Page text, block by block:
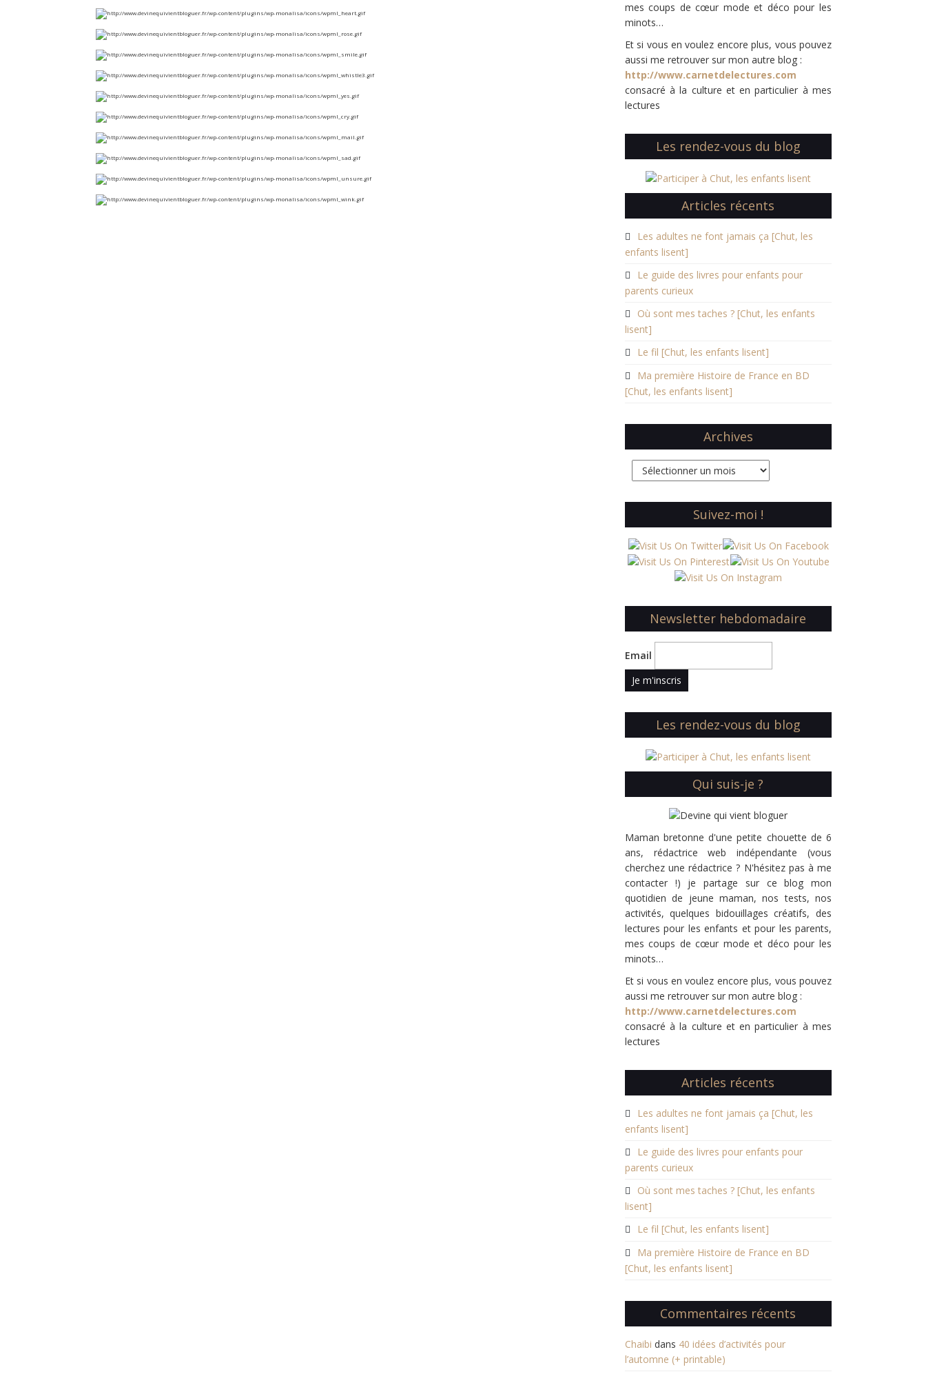
mes coups de cœur mode et déco pour les
minots…
Et si vous en voulez encore plus, vous pouvez
aussi me retrouver sur mon autre blog :
http://www.carnetdelectures.com
consacré à la culture et en particulier à mes
lectures
Les rendez-vous du blog
Articles récents
Les adultes ne font jamais ça [Chut, les
enfants lisent]
Le guide des livres pour enfants pour
parents curieux
Où sont mes taches ? [Chut, les enfants
lisent]
Le fil [Chut, les enfants lisent]
Ma première Histoire de France en BD
[Chut, les enfants lisent]
Archives
Archives
Suivez-moi !
Newsletter hebdomadaire
Email
Les rendez-vous du blog
Qui suis-je ?
Maman bretonne d'une petite chouette de 6
ans, rédactrice web indépendante (vous
cherchez une rédactrice ? N'hésitez pas à me
contacter !) je partage sur ce blog mon
quotidien de jeune maman, nos tests, nos
activités, quelques bidouillages créatifs, des
lectures pour les enfants et pour les parents,
mes coups de cœur mode et déco pour les
minots…
Et si vous en voulez encore plus, vous pouvez
aussi me retrouver sur mon autre blog :
http://www.carnetdelectures.com
consacré à la culture et en particulier à mes
lectures
Articles récents
Les adultes ne font jamais ça [Chut, les
enfants lisent]
Le guide des livres pour enfants pour
parents curieux
Où sont mes taches ? [Chut, les enfants
lisent]
Le fil [Chut, les enfants lisent]
Ma première Histoire de France en BD
[Chut, les enfants lisent]
Commentaires récents
Chaibi dans 40 idées d’activités pour
l’automne (+ printable)